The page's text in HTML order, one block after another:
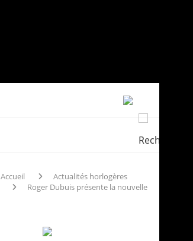
Accueil
Actualités horlogères
Roger Dubuis présente la nouvelle